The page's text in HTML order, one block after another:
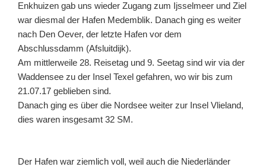
Enkhuizen gab uns wieder Zugang zum Ijsselmeer und Ziel
war diesmal der Hafen Medemblik. Danach ging es weiter
nach Den Oever, der letzte Hafen vor dem
Abschlussdamm (Afsluitdijk).
Am mittlerweile 28. Reisetag und 9. Seetag sind wir via der
Waddensee zu der Insel Texel gefahren, wo wir bis zum
21.07.17 geblieben sind.
Danach ging es über die Nordsee weiter zur Insel Vlieland,
dies waren insgesamt 32 SM.
Der Hafen war ziemlich voll, weil auch die Niederländer